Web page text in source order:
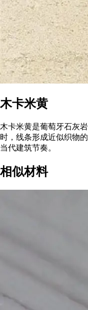
木卡米黄
木卡米黄是葡萄牙石灰
时，线条形成近似织物
当代建筑节奏。
相似材料